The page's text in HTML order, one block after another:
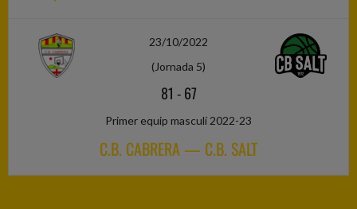
23/10/2022
(Jornada 5)
81 -67
Primer equip masculí 2022-23
C.B. CABRERA — C.B. SALT